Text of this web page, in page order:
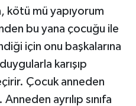
kötü mü yapıyorum
bu yana çocuğu ile
için onu başkalarına
karışıp
Çocuk anneden
ayrılıp sınıfa